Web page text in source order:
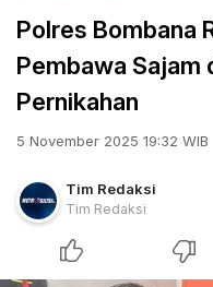
Polres Bombana
Pembawa Sajam
Pernikahan
5 November 2025 19:32 WIB
Tim Redaksi
Tim Redaksi